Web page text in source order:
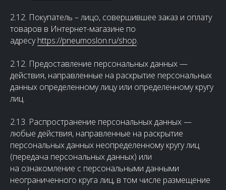
2.12. Покупатель – лицо, совершившее заказ и оплату
товаров в Интернет-магазине по
адресуhttps://pneumoslon.ru/shop.
2.12. Предоставление персональных данных —
действия, направленные на раскрытие персональных
данных определенному лицу или определенному кругу
лиц.
2.13. Распространение персональных данных —
любые действия, направленные на раскрытие
персональных данных неопределенному кругу лиц
(передача персональных данных) или
на ознакомление с персональными данными
неограниченного круга лиц, в том числе размещение